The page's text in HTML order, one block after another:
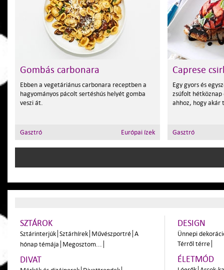
Gombás carbonara
Ebben a vegetáriánus carbonara receptben a
hagyományos pácolt sertéshús helyét gomba
veszi át.
Gasztró Európai ízek
Caprese
Egy gyors és
zsúfolt hétköznap
ahhoz, hogy akár
Gasztró
SZTÁROK
Sztárinterjúk Sztárhírek Művészportré A
hónap témája Megosztom...
DIVAT
DESIGN
Ünnepi
Térről térre
ÉLETMÓD